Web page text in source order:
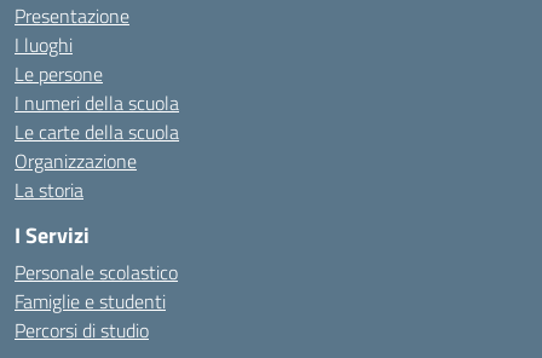
Presentazione
I luoghi
Le persone
I numeri della scuola
Le carte della scuola
Organizzazione
La storia
I Servizi
Personale scolastico
Famiglie e studenti
Percorsi di studio